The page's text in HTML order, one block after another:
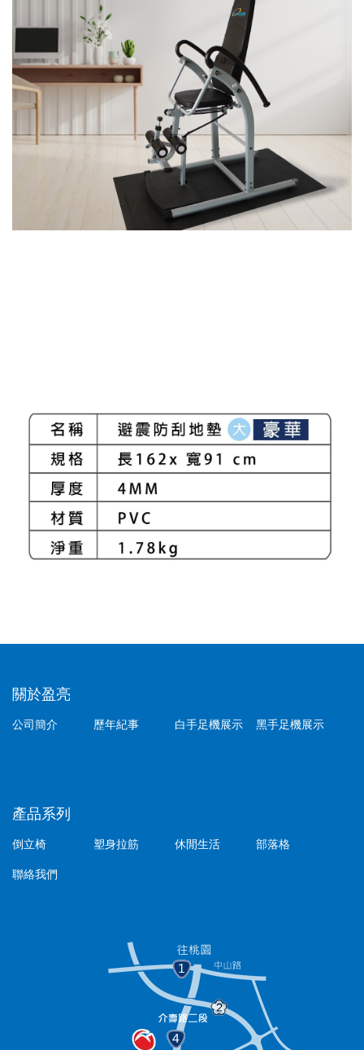
關於盈亮
公司簡介 歷年紀事 白手足機展示 黑手足機展示
產品系列
倒立椅 塑身拉筋 休閒生活 部落格
聯絡我們